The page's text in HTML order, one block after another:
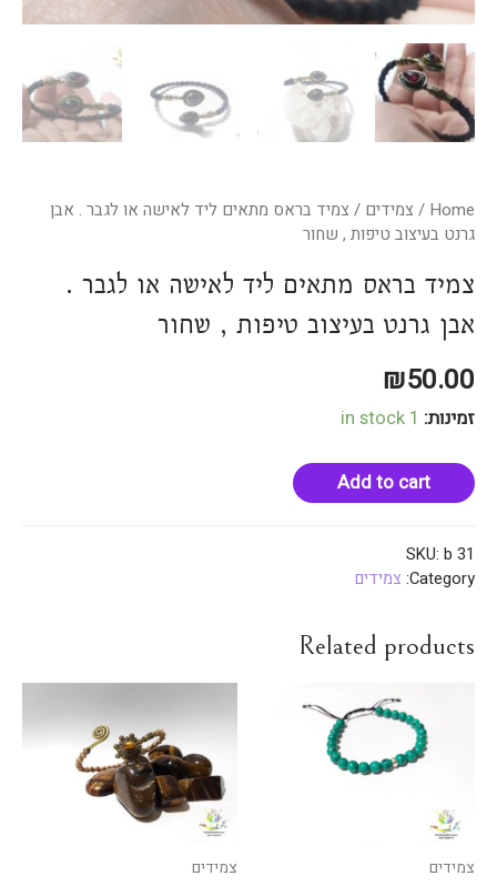
Home
/ צמידים / צמיד בראס מתאים ליד לאישה או לגבר . אבן
גרנט בעיצוב טיפות , שחור
צמיד בראס מתאים ליד לאישה או לגבר .
אבן גרנט בעיצוב טיפות , שחור
₪50.00
זמינות: 1 in stock
Add to cart
SKU: b 31
Category: צמידים
Related products
צמידים צמידים